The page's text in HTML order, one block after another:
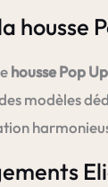
housse
housse Pop
modèles